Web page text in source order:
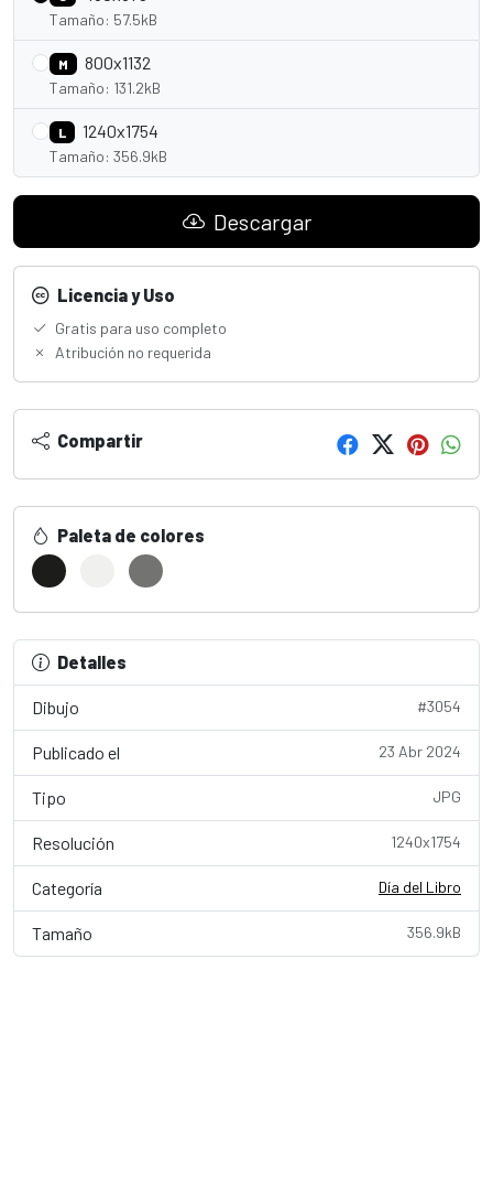
Tamaño: 57.5kB
M 800x1132
Tamaño: 131.2kB
L 1240x1754
Tamaño: 356.9kB
Descargar
Licencia y Uso
Gratis para uso completo
Atribución no requerida
Compartir
Paleta de colores
Detalles
Dibujo #3054
Publicado el 23 Abr 2024
Tipo JPG
Resolución 1240x1754
Categoría Día del Libro
Tamaño 356.9kB